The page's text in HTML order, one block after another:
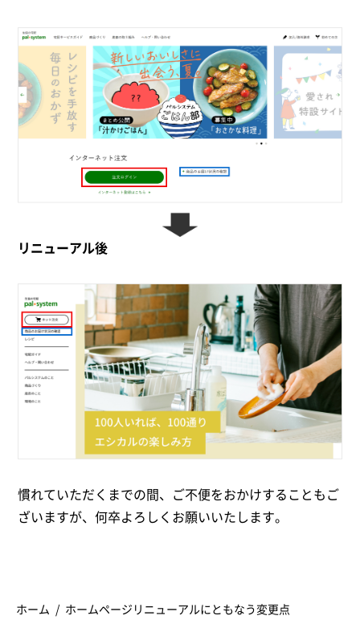
リニューアル後
慣れていただくまでの間、ご不便をおかけすることもご
ざいますが、何卒よろしくお願いいたします。
ホーム ホームページリニューアルにともなう変更点